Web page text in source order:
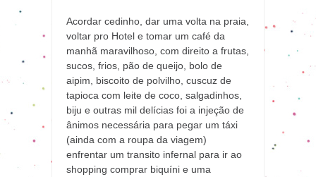
Acordar cedinho, dar uma volta na praia,
voltar pro Hotel e tomar um café da
manhã maravilhoso, com direito a frutas,
sucos, frios, pão de queijo, bolo de
aipim, biscoito de polvilho, cuscuz de
tapioca com leite de coco, salgadinhos,
biju e outras mil delícias foi a injeção de
ânimos necessária para pegar um táxi
(ainda com a roupa da viagem)
enfrentar um transito infernal para ir ao
shopping comprar biquíni e uma